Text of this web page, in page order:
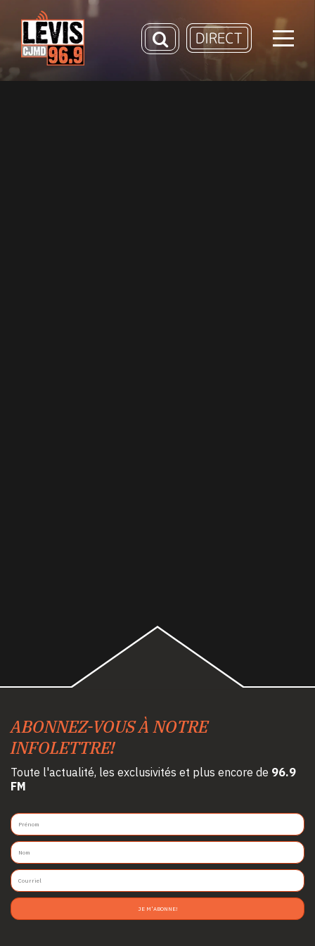
ABONNEZ-VOUS À NOTRE
INFOLETTRE!
Toute l'actualité, les exclusivités et plus encore de 96.9
FM
JE M'ABONNE!